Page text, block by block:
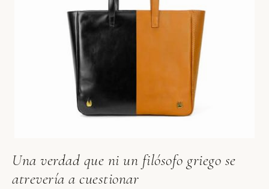
Una verdad que ni un filósofo griego se
atrevería a cuestionar